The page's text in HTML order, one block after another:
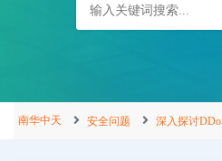
南华中天 安全问题 深入探讨